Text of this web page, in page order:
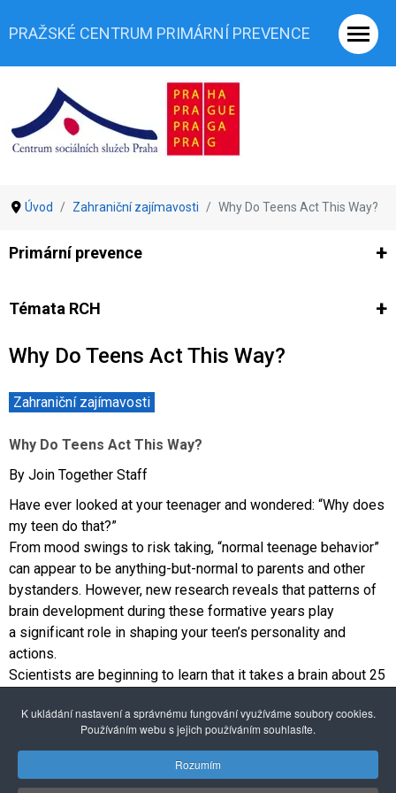
PRAŽSKÉ CENTRUM PRIMÁRNÍ PREVENCE
Úvod Zahraniční zajímavosti Why Do Teens Act This Way?
Primární prevence
Ze světa prevence
Témata RCH
Co je rizikové chování (RCH) Agrese a šikana
Why Do Teens Act This Way?
Zahraniční zajímavosti
Why Do Teens Act This Way?
By Join Together Staff
Have ever looked at your teenager and wondered: “Why does
my teen do that?”
From mood swings to risk taking, “normal teenage behavior”
can appear to be anything-but-normal to parents and other
bystanders. However, new research reveals that patterns of
brain development during these formative years play
a significant role in shaping your teen’s personality and
actions.
Scientists are beginning to learn that it takes a brain about 25
happens during adolescence...
Článek + video na stránkáchDrugfree.org
K ukládání nastavení a správnému fungování využíváme soubory cookies.
Používáním webu s jejich používáním souhlasíte.
Rozumím